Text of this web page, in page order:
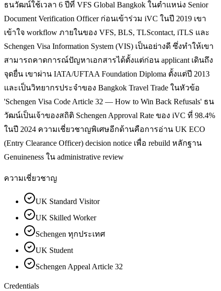
ธนวัฒน์ใช้เวลา 6 ปีที่ VFS Global Bangkok ในตำแหน่ง Senior
Document Verification Officer ก่อนเข้าร่วม iVC ในปี 2019 เขา
เข้าใจ workflow ภายในของ VFS, BLS, TLScontact, iTLS และ
Schengen Visa Information System (VIS) เป็นอย่างดี ซึ่งทำให้เขา
สามารถคาดการณ์ปัญหาเอกสารได้ตั้งแต่ก่อน applicant เดินถึง
จุดยื่น เขาผ่าน IATA/UFTAA Foundation Diploma ตั้งแต่ปี 2013
และเป็นวิทยากรประจำของ Bangkok Travel Trade ในหัวข้อ
'Schengen Visa Code Article 32 — How to Win Back Refusals' ธน
วัฒน์เป็นเจ้าของสถิติ Schengen Approval Rate ของ iVC ที่ 98.4%
ในปี 2024 ความเชี่ยวชาญพิเศษอีกด้านคือการอ่าน UK ECO
(Entry Clearance Officer) decision notice เพื่อ rebuild หลักฐาน
Genuineness ใน administrative review
ความเชี่ยวชาญ
UK Standard Visitor
UK Skilled Worker
Schengen ทุกประเทศ
UK Student
Schengen Appeal Article 32
Credentials